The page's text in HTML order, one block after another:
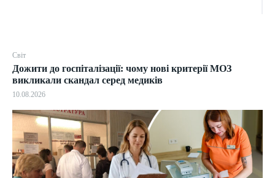
Світ
Дожити до госпіталізації: чому нові критерії МОЗ
викликали скандал серед медиків
10.08.2026